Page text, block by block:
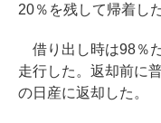
20％を残して帰着した
借り出し時は98％
走行した。返却前に
の日産に返却した。